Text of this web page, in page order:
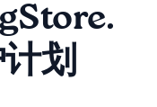
划